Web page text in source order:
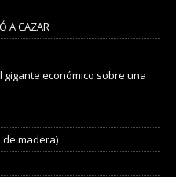
A CAZAR
gigante económico sobre una
madera)